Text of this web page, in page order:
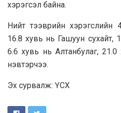
хэрэгсэл байна.
Нийт тээврийн
16.8 хувь нь Гашуун сухайт,
6.6 хувь нь Алтанбулаг,
нэвтэрчээ.
Эх сурвалж: ҮСХ